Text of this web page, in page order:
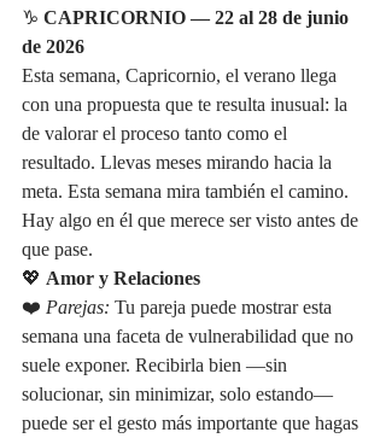
♑ CAPRICORNIO — 22 al 28 de junio
de 2026
Esta semana, Capricornio, el verano llega
con una propuesta que te resulta inusual: la
de valorar el proceso tanto como el
resultado. Llevas meses mirando hacia la
meta. Esta semana mira también el camino.
Hay algo en él que merece ser visto antes de
que pase.
💖 Amor y Relaciones
❤️ Parejas: Tu pareja puede mostrar esta
semana una faceta de vulnerabilidad que no
suele exponer. Recibirla bien —sin
solucionar, sin minimizar, solo estando—
puede ser el gesto más importante que hagas